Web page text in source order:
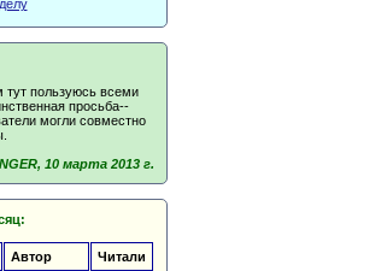
тут пользуюсь всеми
просьба--
могли совместно
10 марта 2013 г.
Автор
Читали